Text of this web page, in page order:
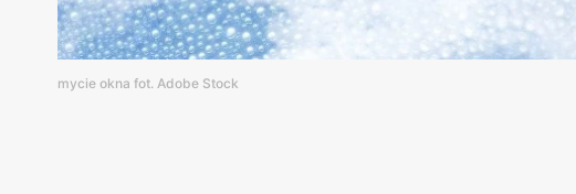
mycie okna fot. Adobe Stock